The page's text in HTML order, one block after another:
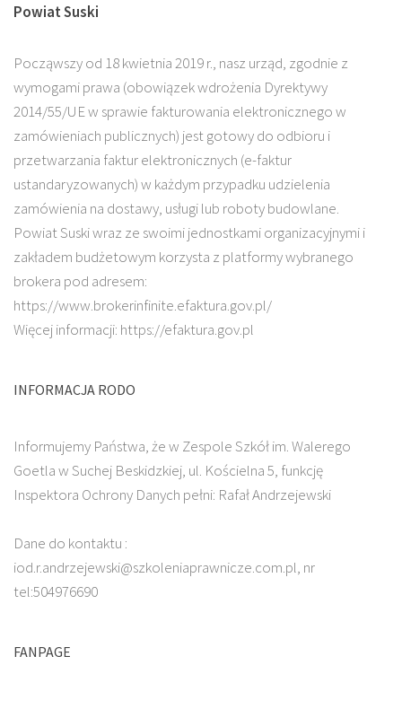
Powiat Suski
Począwszy od 18 kwietnia 2019 r., nasz urząd, zgodnie z
wymogami prawa (obowiązek wdrożenia Dyrektywy
2014/55/UE w sprawie fakturowania elektronicznego w
zamówieniach publicznych) jest gotowy do odbioru i
przetwarzania faktur elektronicznych (e-faktur
ustandaryzowanych) w każdym przypadku udzielenia
zamówienia na dostawy, usługi lub roboty budowlane.
Powiat Suski wraz ze swoimi jednostkami organizacyjnymi i
zakładem budżetowym korzysta z platformy wybranego
brokera pod adresem:
https://www.brokerinfinite.efaktura.gov.pl/
Więcej informacji: https://efaktura.gov.pl
INFORMACJA RODO
Informujemy Państwa, że w Zespole Szkół im. Walerego
Goetla w Suchej Beskidzkiej, ul. Kościelna 5, funkcję
Inspektora Ochrony Danych pełni: Rafał Andrzejewski
Dane do kontaktu :
iod.r.andrzejewski@szkoleniaprawnicze.com.pl, nr
tel:504976690
FANPAGE